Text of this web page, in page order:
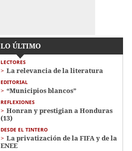
LO ÚLTIMO
LECTORES
La relevancia de la literatura
EDITORIAL
“Municipios blancos”
REFLEXIONES
Honran y prestigian a Honduras
(13)
DESDE EL TINTERO
La privatización de la FIFA y de la
ENEE